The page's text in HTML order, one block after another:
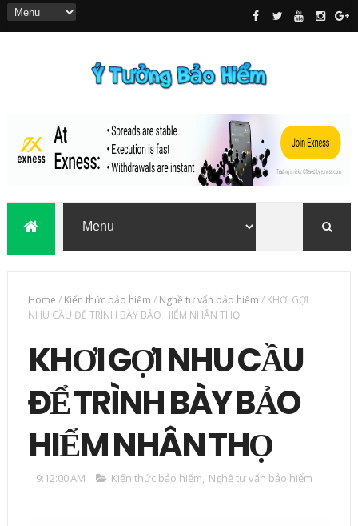
Home / Kiến thức bảo hiểm / Nghề tư vấn bảo hiểm / KHƠI GỢI
NHU CẦU ĐỂ TRÌNH BÀY BẢO HIỂM NHÂN THỌ
KHƠI GỢI NHU CẦU
ĐỂ TRÌNH BÀY BẢO
HIỂM NHÂN THỌ
9:12:00 AM Kiến thức bảo hiểm, Nghề tư vấn bảo hiểm